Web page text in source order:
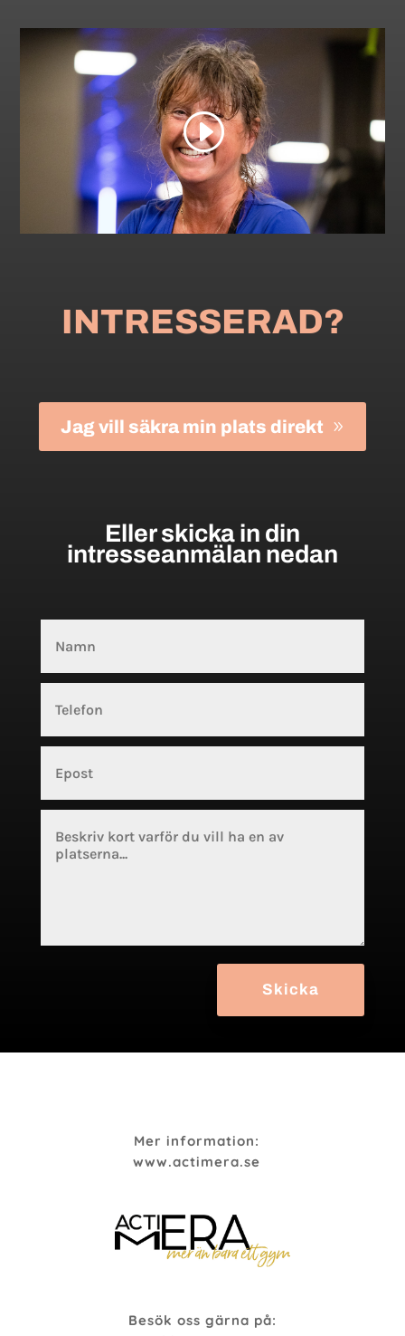
INTRESSERAD?
Jag vill säkra min plats direkt
Eller skicka in din
intresseanmälan nedan
Skicka
Mer information:
www.actimera.se
Besök oss gärna på: